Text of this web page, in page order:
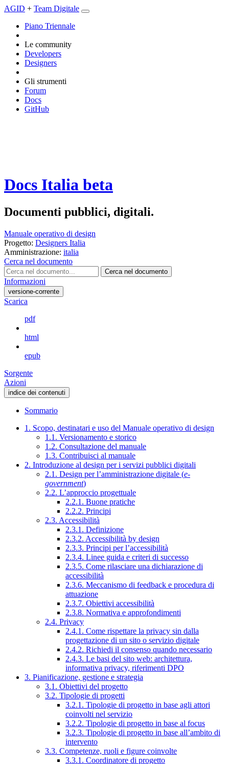
AGID + Team Digitale
Piano Triennale
Le community
Developers
Designers
Gli strumenti
Forum
Docs
GitHub
Docs Italia beta
Documenti pubblici, digitali.
Manuale operativo di design
Progetto: Designers Italia
Amministrazione: italia
Cerca nel documento
Cerca nel documento
Informazioni
versione-corrente
Scarica
pdf
html
epub
Sorgente
Azioni
indice dei contenuti
Sommario
1. Scopo, destinatari e uso del Manuale operativo di design
1.1. Versionamento e storico
1.2. Consultazione del manuale
1.3. Contribuisci al manuale
2. Introduzione al design per i servizi pubblici digitali
2.1. Design per l’amministrazione digitale (e-
government)
2.2. L’approccio progettuale
2.2.1. Buone pratiche
2.2.2. Principi
2.3. Accessibilità
2.3.1. Definizione
2.3.2. Accessibilità by design
2.3.3. Principi per l’accessibilità
2.3.4. Linee guida e criteri di successo
2.3.5. Come rilasciare una dichiarazione di
accessibilità
2.3.6. Meccanismo di feedback e procedura di
attuazione
2.3.7. Obiettivi accessibilità
2.3.8. Normativa e approfondimenti
2.4. Privacy
2.4.1. Come rispettare la privacy sin dalla
progettazione di un sito o servizio digitale
2.4.2. Richiedi il consenso quando necessario
2.4.3. Le basi del sito web: architettura,
informativa privacy, riferimenti DPO
3. Pianificazione, gestione e strategia
3.1. Obiettivi del progetto
3.2. Tipologie di progetti
3.2.1. Tipologie di progetto in base agli attori
coinvolti nel servizio
3.2.2. Tipologie di progetto in base al focus
3.2.3. Tipologie di progetto in base all’ambito di
intervento
3.3. Competenze, ruoli e figure coinvolte
3.3.1. Coordinatore di progetto